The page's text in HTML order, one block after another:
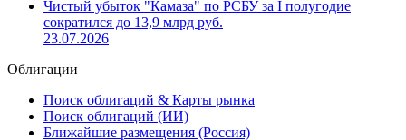
Чистый убыток "Камаза" по РСБУ за I полугодие
сократился до 13,9 млрд руб.
23.07.2026
Облигации
Поиск облигаций & Карты рынка
Поиск облигаций (ИИ)
Ближайшие размещения (Россия)